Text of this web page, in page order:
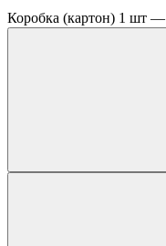
Коробка (картон) 1 шт —